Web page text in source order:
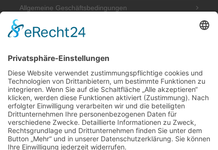
Allgemeine Geschäftsbedingungen
Impressum
Datenschutzerklärung
Adresse
Werkstatt und Möbelausstellung:
Hannoversche Str. 89 (Halle hinten rechts)
49328 Melle
Tel.: 0170 580 4667
post@antik-im-hof.de